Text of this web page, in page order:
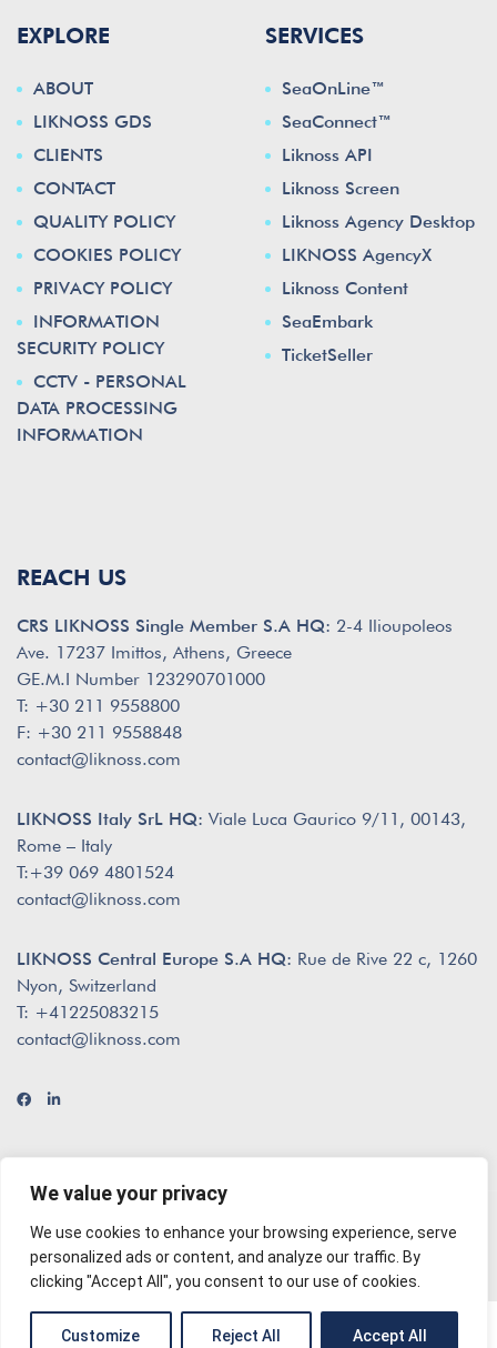
We value your privacy
We use cookies to enhance your browsing experience, serve
personalized ads or content, and analyze our traffic. By
clicking "Accept All", you consent to our use of cookies.
Customize Reject All Accept All
EXPLORE
ABOUT
LIKNOSS GDS
CLIENTS
CONTACT
QUALITY POLICY
COOKIES POLICY
PRIVACY POLICY
INFORMATION
SECURITY POLICY
CCTV - PERSONAL
DATA PROCESSING
INFORMATION
SERVICES
SeaOnLine™
SeaConnect™
Liknoss API
Liknoss Screen
Liknoss Agency Desktop
LIKNOSS AgencyX
Liknoss Content
SeaEmbark
TicketSeller
REACH US
CRS LIKNOSS Single Member S.A HQ: 2-4 Ilioupoleos
Ave. 17237 Imittos, Athens, Greece
GE.M.I Number 123290701000
T: +30 211 9558800
F: +30 211 9558848
contact@liknoss.com
LIKNOSS Italy SrL HQ: Viale Luca Gaurico 9/11, 00143,
Rome – Italy
T:+39 069 4801524
contact@liknoss.com
LIKNOSS Central Europe S.A HQ: Rue de Rive 22 c, 1260
Nyon, Switzerland
T: +41225083215
contact@liknoss.com
© 2026 Liknoss envisioned by The Creatives
English